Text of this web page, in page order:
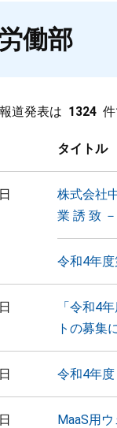
働部
道発表は 1324
タイトル
株式会社
業 誘 致 －
令和4年
「令和4
トの募集
令和4年
MaaS用